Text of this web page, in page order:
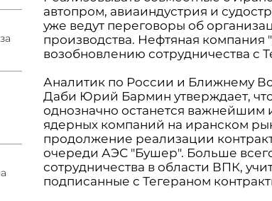
автопром, авиаиндустрия и
уже ведут переговоры об
производства. Нефтяная компания
возобновлению сотрудничества с
Аналитик по России и Ближнему
Даби Юрий Бармин утверждает,
однозначно останется важнейшим
ядерных компаний на иранском
продолжение реализации
очереди АЭС "Бушер". Больше
сотрудничества в области ВПК,
подписанные с Тегераном